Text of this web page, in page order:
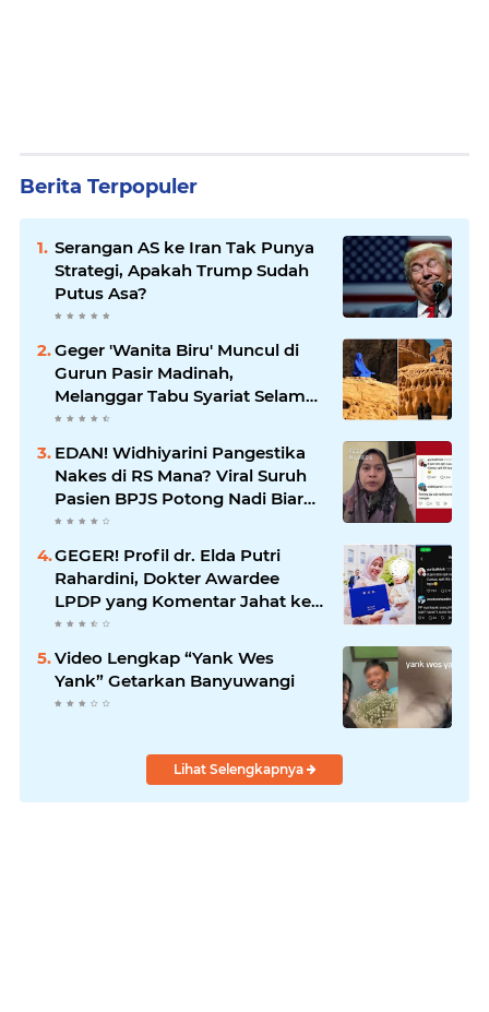
Berita Terpopuler
Serangan AS ke Iran Tak Punya
Strategi, Apakah Trump Sudah
Putus Asa?
Geger 'Wanita Biru' Muncul di
Gurun Pasir Madinah,
Melanggar Tabu Syariat Selama
Seribu Tahun
EDAN! Widhiyarini Pangestika
Nakes di RS Mana? Viral Suruh
Pasien BPJS Potong Nadi Biar
Dapat Ruangan
GEGER! Profil dr. Elda Putri
Rahardini, Dokter Awardee
LPDP yang Komentar Jahat ke
Pasien BPJS
Video Lengkap “Yank Wes
Yank” Getarkan Banyuwangi
Lihat Selengkapnya